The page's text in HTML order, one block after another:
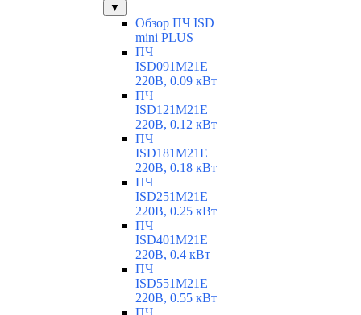
▼
Обзор ПЧ ISD
mini PLUS
ПЧ
ISD091M21E
220В, 0.09 кВт
ПЧ
ISD121M21E
220В, 0.12 кВт
ПЧ
ISD181M21E
220В, 0.18 кВт
ПЧ
ISD251M21E
220В, 0.25 кВт
ПЧ
ISD401M21E
220В, 0.4 кВт
ПЧ
ISD551M21E
220В, 0.55 кВт